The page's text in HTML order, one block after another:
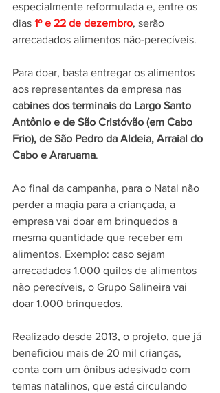
especialmente reformulada e, entre os
dias 1º e 22 de dezembro, serão
arrecadados alimentos não-perecíveis.
Para doar, basta entregar os alimentos
aos representantes da empresa nas
cabines dos terminais do Largo Santo
Antônio e de São Cristóvão (em Cabo
Frio), de São Pedro da Aldeia, Arraial do
Cabo e Araruama.
Ao final da campanha, para o Natal não
perder a magia para a criançada, a
empresa vai doar em brinquedos a
mesma quantidade que receber em
alimentos. Exemplo: caso sejam
arrecadados 1.000 quilos de alimentos
não perecíveis, o Grupo Salineira vai
doar 1.000 brinquedos.
Realizado desde 2013, o projeto, que já
beneficiou mais de 20 mil crianças,
conta com um ônibus adesivado com
temas natalinos, que está circulando